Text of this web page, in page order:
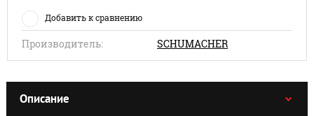
Добавить к сравнению
Производитель: SCHUMACHER
Описание